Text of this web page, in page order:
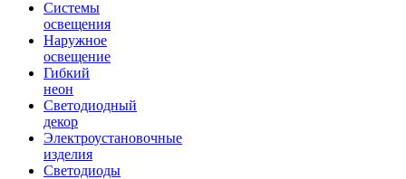
Системы
освещения
Наружное
освещение
Гибкий
неон
Светодиодный
декор
Электроустановочные
изделия
Светодиоды